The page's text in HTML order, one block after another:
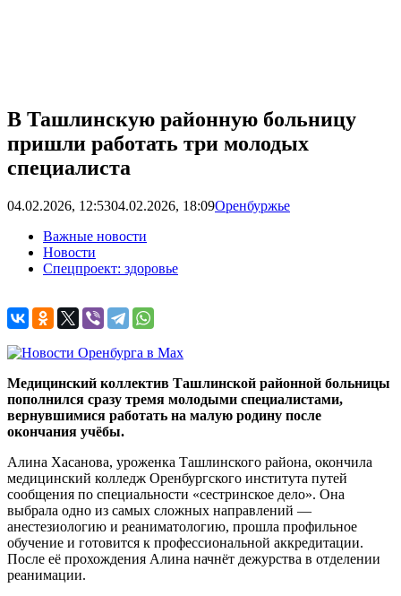
В Ташлинскую районную больницу
пришли работать три молодых
специалиста
04.02.2026, 12:5304.02.2026, 18:09Оренбуржье
Важные новости
Новости
Спецпроект: здоровье
Медицинский коллектив Ташлинской районной больницы
пополнился сразу тремя молодыми специалистами,
вернувшимися работать на малую родину после
окончания учёбы.
Алина Хасанова, уроженка Ташлинского района, окончила
медицинский колледж Оренбургского института путей
сообщения по специальности «сестринское дело». Она
выбрала одно из самых сложных направлений —
анестезиологию и реаниматологию, прошла профильное
обучение и готовится к профессиональной аккредитации.
После её прохождения Алина начнёт дежурства в отделении
реанимации.